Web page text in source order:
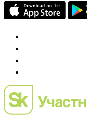
проект о
Preqveca.ru